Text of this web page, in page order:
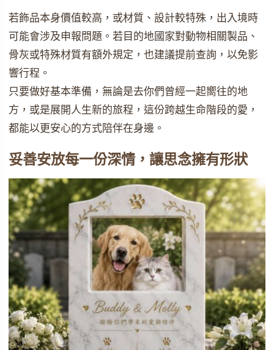
若飾品本身價值較高，或材質、設計較特殊，出入境時
可能會涉及申報問題。若目的地國家對動物相關製品、
骨灰或特殊材質有額外規定，也建議提前查詢，以免影
響行程。
只要做好基本準備，無論是去你們曾經一起嚮往的地
方，或是展開人生新的旅程，這份跨越生命階段的愛，
都能以更安心的方式陪伴在身邊。
妥善安放每一份深情，讓思念擁有形狀